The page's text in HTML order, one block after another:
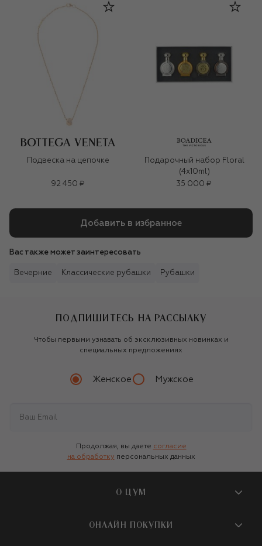
Подвеска на цепочке
92 450 ₽
Подарочный набор Floral
(4x10ml)
35 000 ₽
Добавить в избранное
Вас также может заинтересовать
Вечерние Классические рубашки Рубашки
ПОДПИШИТЕСЬ НА РАССЫЛКУ
Чтобы первыми узнавать об эксклюзивных новинках и
специальных предложениях
Женское Мужское
Продолжая, вы даете согласие
на обработку персональных данных
О ЦУМ
О магазине
ОНЛАЙН ПОКУПКИ